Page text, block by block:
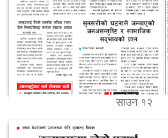
साउन १२